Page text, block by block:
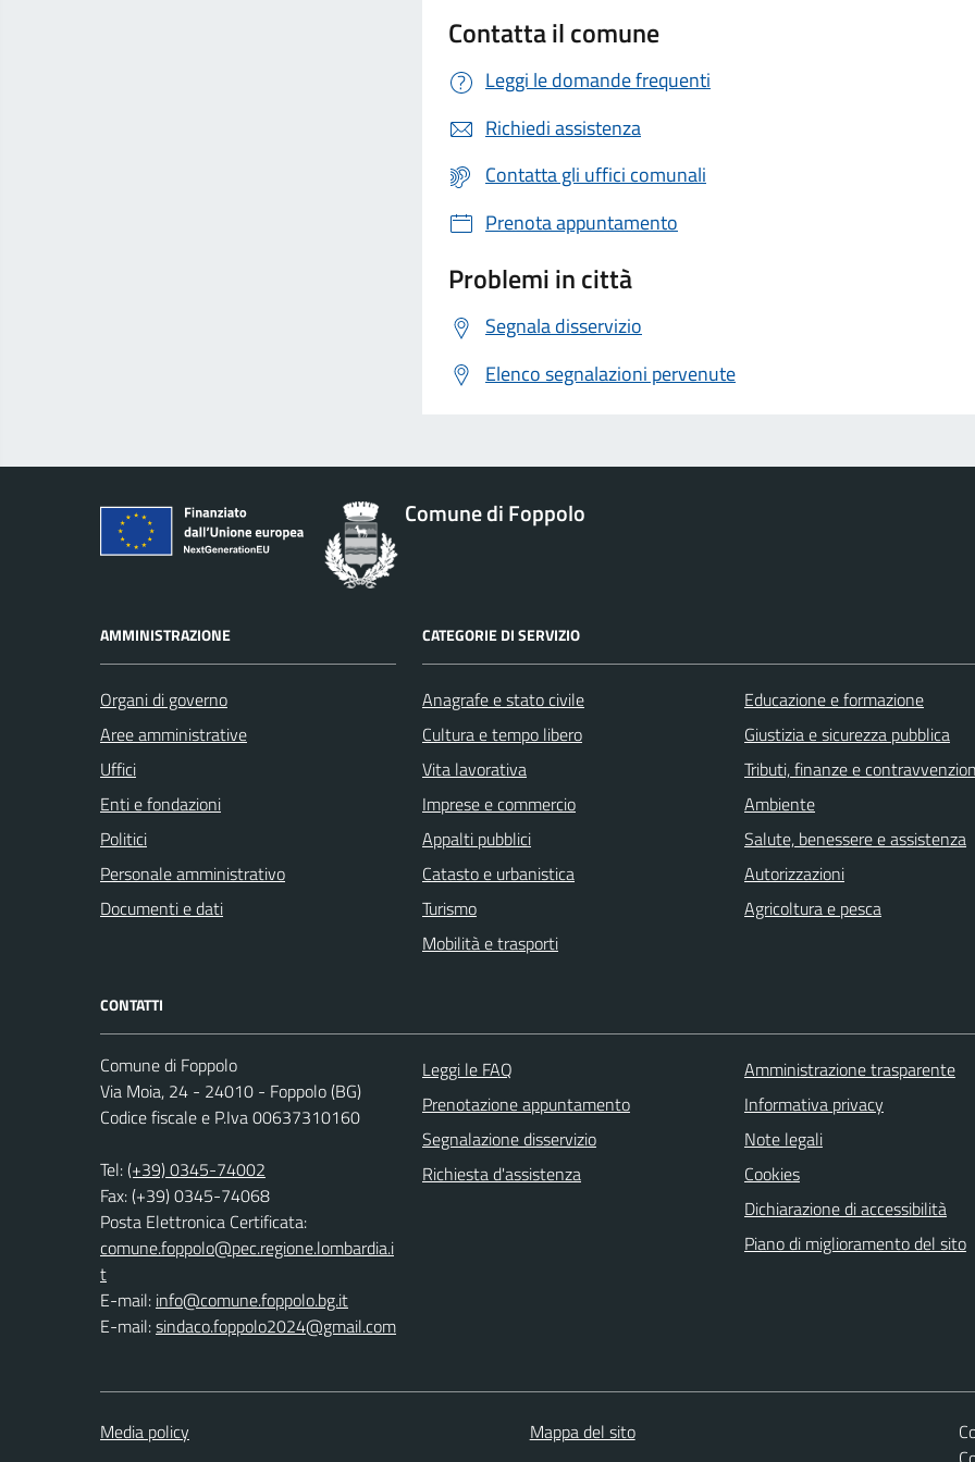
Contatta il comune
Leggi le domande frequenti
Richiedi assistenza
Contatta gli uffici comunali
Prenota appuntamento
Problemi in città
Segnala disservizio
Elenco segnalazioni pervenute
Comune di Foppolo
AMMINISTRAZIONE
Organi di governo
Aree amministrative
Uffici
Enti e fondazioni
Politici
Personale amministrativo
Documenti e dati
CATEGORIE DI SERVIZIO
Anagrafe e stato civile
Cultura e tempo libero
Vita lavorativa
Imprese e commercio
Appalti pubblici
Catasto e urbanistica
Turismo
Mobilità e trasporti
Educazione e formazione
Giustizia e sicurezza pubblica
Tributi, finanze e
Ambiente
Salute, benessere e assistenza
Autorizzazioni
Agricoltura e pesca
CONTATTI
Comune di Foppolo
Via Moia, 24 - 24010 - Foppolo (BG)
Codice fiscale e P.Iva 00637310160
Tel:(+39) 0345-74002
Fax: (+39) 0345-74068
Posta Elettronica Certificata:
comune.foppolo@pec.regione.lombardia.i
t
E-mail: info@comune.foppolo.bg.it
E-mail:sindaco.foppolo2024@gmail.com
Leggi le FAQ
Prenotazione appuntamento
Segnalazione disservizio
Richiesta d'assistenza
Amministrazione trasparente
Informativa privacy
Note legali
Cookies
Dichiarazione di accessibilità
Piano di miglioramento del sito
Media policy Mappa del sito